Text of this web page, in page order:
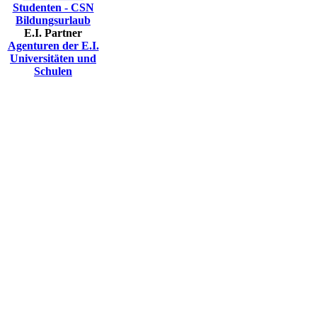
Studenten - CSN
Bildungsurlaub
E.I. Partner
Agenturen der E.I.
Universitäten und
Schulen